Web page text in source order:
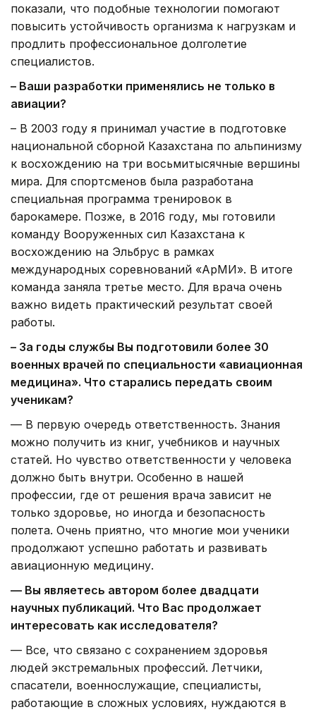
показали, что подобные технологии помогают
повысить устойчивость организма к нагрузкам и
продлить профессиональное долголетие
специалистов.
– Ваши разработки применялись не только в
авиации?
– В 2003 году я принимал участие в подготовке
национальной сборной Казахстана по альпинизму
к восхождению на три восьмитысячные вершины
мира. Для спортсменов была разработана
специальная программа тренировок в
барокамере. Позже, в 2016 году, мы готовили
команду Вооруженных сил Казахстана к
восхождению на Эльбрус в рамках
международных соревнований «АрМИ». В итоге
команда заняла третье место. Для врача очень
важно видеть практический результат своей
работы.
– За годы службы Вы подготовили более 30
военных врачей по специальности «авиационная
медицина». Что старались передать своим
ученикам?
— В первую очередь ответственность. Знания
можно получить из книг, учебников и научных
статей. Но чувство ответственности у человека
должно быть внутри. Особенно в нашей
профессии, где от решения врача зависит не
только здоровье, но иногда и безопасность
полета. Очень приятно, что многие мои ученики
продолжают успешно работать и развивать
авиационную медицину.
— Вы являетесь автором более двадцати
научных публикаций. Что Вас продолжает
интересовать как исследователя?
— Все, что связано с сохранением здоровья
людей экстремальных профессий. Летчики,
спасатели, военнослужащие, специалисты,
работающие в сложных условиях, нуждаются в